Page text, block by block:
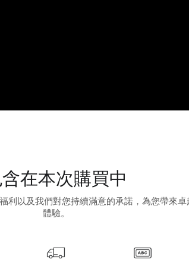
在本次購買中
利以及我們對您持續滿意的承諾，為您帶來卓
體驗。